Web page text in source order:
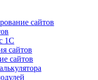
сайтов
1С
сайтов
сайтов